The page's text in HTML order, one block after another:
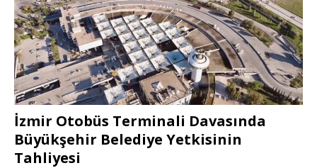
İzmir Otobüs Terminali Davasında
Büyükşehir Belediye Yetkisinin
Tahliyesi